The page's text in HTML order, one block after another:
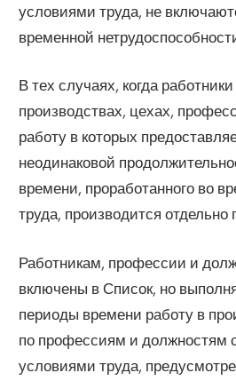
условиями труда, не
временной
В тех случаях, когда
производствах, цехах,
работу в которых
неодинаковой
времени, проработанного во
труда, производится отдельно
Работникам, профессии и
включены в Список, но
периоды времени работу в
по профессиям и должностям
условиями труда,